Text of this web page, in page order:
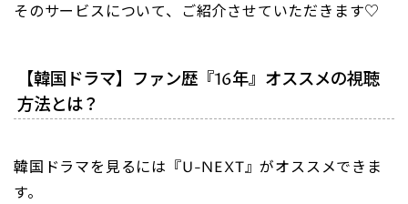
そのサービスについて、ご紹介させていただきます♡
【韓国ドラマ】ファン歴『16年』オススメの視聴
方法とは？
韓国ドラマを見るには『U-NEXT』がオススメできま
す。